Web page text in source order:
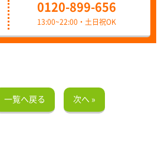
0120-899-656
13:00~22:00・土日祝OK
一覧へ戻る 次へ »